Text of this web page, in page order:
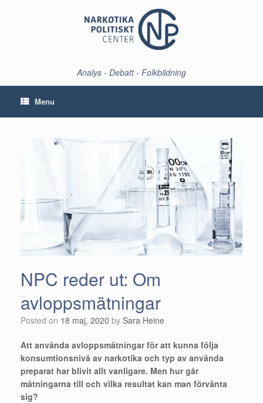
Analys - Debatt - Folkbildning
Menu
NPC reder ut: Om
avloppsmätningar
Posted on 18 maj, 2020 by Sara Heine
Att använda avloppsmätningar för att kunna följa
konsumtionsnivå av narkotika och typ av använda
preparat har blivit allt vanligare. Men hur går
mätningarna till och vilka resultat kan man förvänta
sig?